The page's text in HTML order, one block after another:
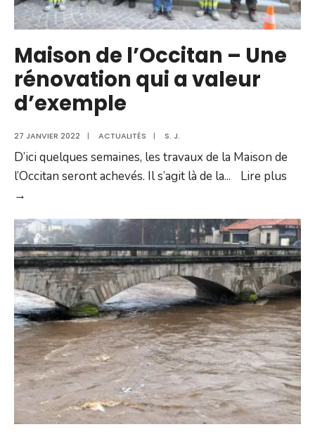
Villefranchois
Maison de l’Occitan – Une
rénovation qui a valeur
d’exemple
27 JANVIER 2022 | ACTUALITÉS | S. J.
D’ici quelques semaines, les travaux de la Maison de
l’Occitan seront achevés. Il s’agit là de la...
Lire plus
→
l’Occitan
–
Une
rénovation
qui
a
valeur
d’exemple